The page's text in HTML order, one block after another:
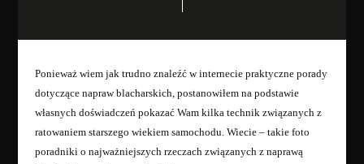
Ponieważ wiem jak trudno znaleźć w internecie praktyczne porady
dotyczące napraw blacharskich, postanowiłem na podstawie
własnych doświadczeń pokazać Wam kilka technik związanych z
ratowaniem starszego wiekiem samochodu. Wiecie – takie foto
poradniki o najważniejszych rzeczach związanych z naprawą